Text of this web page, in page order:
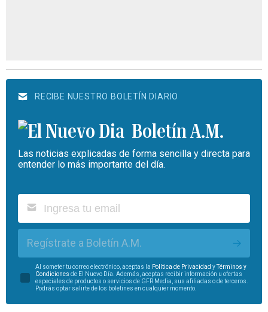
RECIBE NUESTRO BOLETÍN DIARIO
Boletín A.M.
Las noticias explicadas de forma sencilla y directa para
entender lo más importante del día.
Regístrate a Boletín A.M.
Al someter tu correo electrónico, aceptas la Política de Privacidad yTérminos y
Condiciones de El Nuevo Día. Además, aceptas recibir información u ofertas
especiales de productos o servicios de GFR Media, sus afiliadas o de terceros.
Podrás optar salirte de los boletines en cualquier momento.